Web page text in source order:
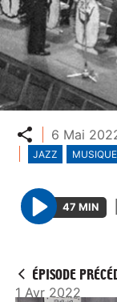
Partager
6 Mai
JAZZ MUSIQUE
P
y
47 MIN
ÉPISODE
1 Avr 2022